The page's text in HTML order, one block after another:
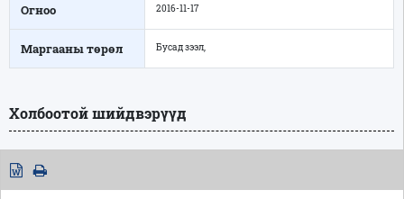
Огноо 2016-11-17
Маргааны төрөл Бусад зээл,
Холбоотой шийдвэрүүд